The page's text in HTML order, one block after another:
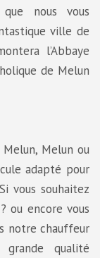
que nous vous
ville de
l’Abbaye
de Melun
Melun ou
adapté pour
vous souhaitez
ou encore vous
notre chauffeur
grande qualité